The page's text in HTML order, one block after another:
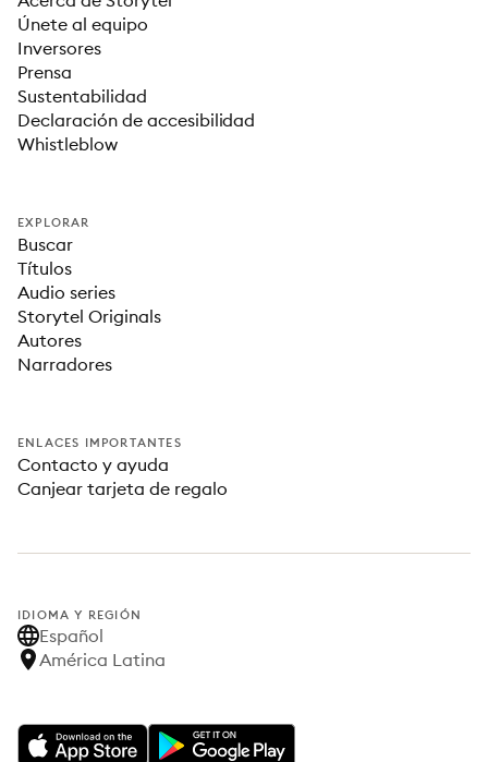
Únete al equipo
Inversores
Prensa
Sustentabilidad
Declaración de accesibilidad
Whistleblow
EXPLORAR
Buscar
Títulos
Audio series
Storytel Originals
Autores
Narradores
ENLACES IMPORTANTES
Contacto y ayuda
Canjear tarjeta de regalo
IDIOMA Y REGIÓN
Español
América Latina